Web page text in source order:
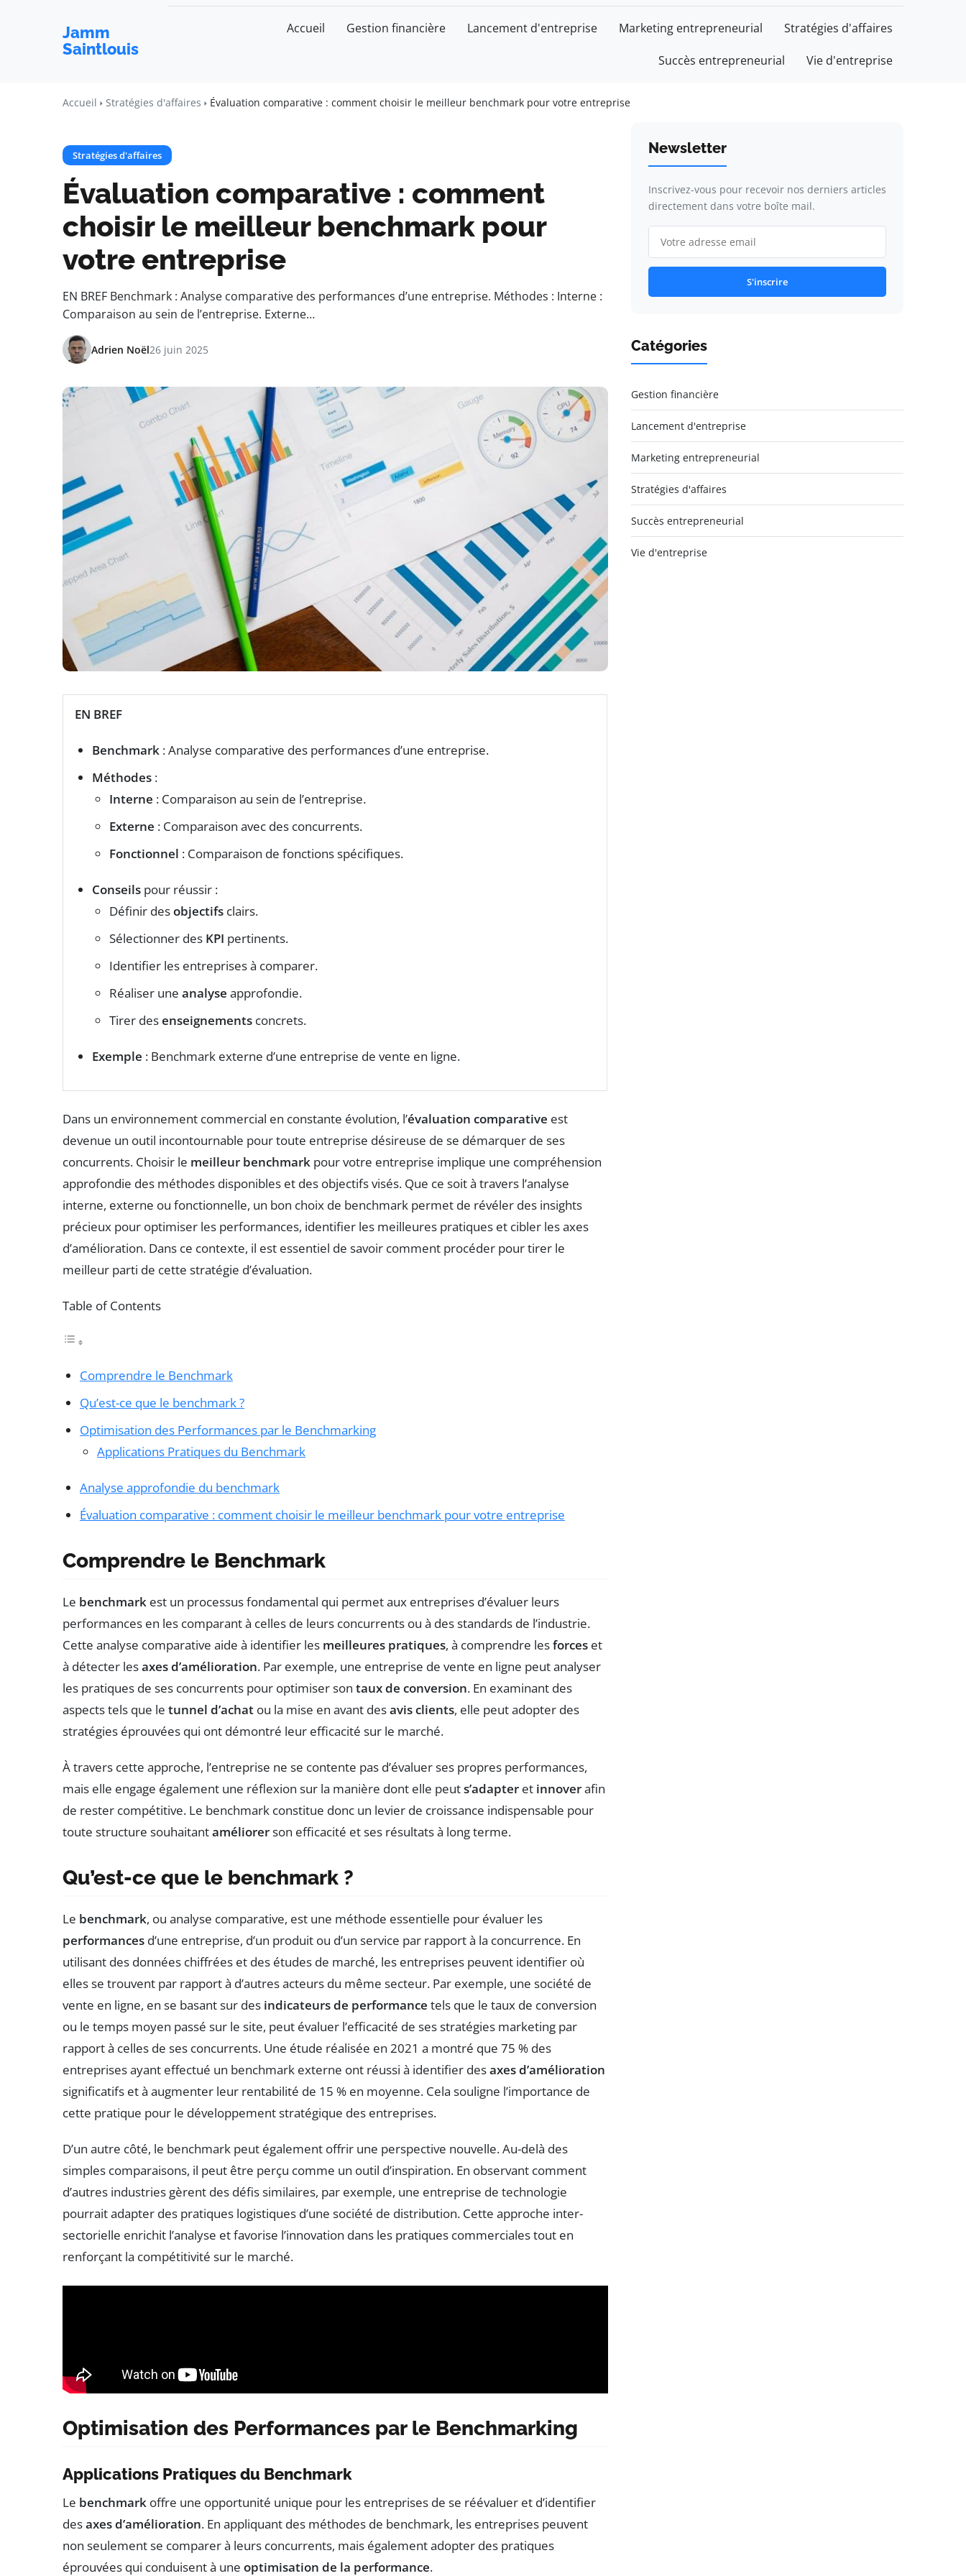
Jamm
Saintlouis
Accueil Gestion financière Lancement d'entreprise Marketing entrepreneurial Stratégies d'affaires
Succès entrepreneurial Vie d'entreprise
Accueil Stratégies d'affaires Évaluation comparative : comment choisir le meilleur benchmark pour votre entreprise
Stratégies d'affaires
Évaluation comparative : comment
choisir le meilleur benchmark pour
votre entreprise
EN BREF Benchmark : Analyse comparative des performances d’une entreprise. Méthodes : Interne :
Comparaison au sein de l’entreprise. Externe…
Adrien Noël26 juin 2025
EN BREF
Benchmark : Analyse comparative des performances d’une entreprise.
Méthodes :
Interne : Comparaison au sein de l’entreprise.
Externe : Comparaison avec des concurrents.
Fonctionnel : Comparaison de fonctions spécifiques.
Conseils pour réussir :
Définir desobjectifs clairs.
Sélectionner des KPI pertinents.
Identifier les entreprises à comparer.
Réaliser une analyse approfondie.
Tirer desenseignements concrets.
Exemple : Benchmark externe d’une entreprise de vente en ligne.
Dans un environnement commercial en constante évolution, l’évaluation comparative est
devenue un outil incontournable pour toute entreprise désireuse de se démarquer de ses
concurrents. Choisir le meilleur benchmark pour votre entreprise implique une compréhension
approfondie des méthodes disponibles et des objectifs visés. Que ce soit à travers l’analyse
interne, externe ou fonctionnelle, un bon choix de benchmark permet de révéler des insights
précieux pour optimiser les performances, identifier les meilleures pratiques et cibler les axes
d’amélioration. Dans ce contexte, il est essentiel de savoir comment procéder pour tirer le
meilleur parti de cette stratégie d’évaluation.
Table of Contents
Comprendre le Benchmark
Qu’est-ce que le benchmark ?
Optimisation des Performances par le Benchmarking
Applications Pratiques du Benchmark
Analyse approfondie du benchmark
Évaluation comparative : comment choisir le meilleur benchmark pour votre entreprise
Comprendre le Benchmark
Le benchmark est un processus fondamental qui permet aux entreprises d’évaluer leurs
performances en les comparant à celles de leurs concurrents ou à des standards de l’industrie.
Cette analyse comparative aide à identifier les meilleures pratiques, à comprendre lesforces et
à détecter lesaxes d’amélioration. Par exemple, une entreprise de vente en ligne peut analyser
les pratiques de ses concurrents pour optimiser son taux de conversion. En examinant des
aspects tels que le tunnel d’achat ou la mise en avant desavis clients, elle peut adopter des
stratégies éprouvées qui ont démontré leur efficacité sur le marché.
À travers cette approche, l’entreprise ne se contente pas d’évaluer ses propres performances,
mais elle engage également une réflexion sur la manière dont elle peuts’adapter et innoverafin
de rester compétitive. Le benchmark constitue donc un levier de croissance indispensable pour
toute structure souhaitantaméliorerson efficacité et ses résultats à long terme.
Qu’est-ce que le benchmark ?
Le benchmark, ou analyse comparative, est une méthode essentielle pour évaluer les
performances d’une entreprise, d’un produit ou d’un service par rapport à la concurrence. En
utilisant des données chiffrées et des études de marché, les entreprises peuvent identifier où
elles se trouvent par rapport à d’autres acteurs du même secteur. Par exemple, une société de
vente en ligne, en se basant sur des indicateurs de performance tels que le taux de conversion
ou le temps moyen passé sur le site, peut évaluer l’efficacité de ses stratégies marketing par
rapport à celles de ses concurrents. Une étude réalisée en 2021 a montré que 75 % des
entreprises ayant effectué un benchmark externe ont réussi à identifier desaxes d’amélioration
significatifs et à augmenter leur rentabilité de 15 % en moyenne. Cela souligne l’importance de
cette pratique pour le développement stratégique des entreprises.
D’un autre côté, le benchmark peut également offrir une perspective nouvelle. Au-delà des
simples comparaisons, il peut être perçu comme un outil d’inspiration. En observant comment
d’autres industries gèrent des défis similaires, par exemple, une entreprise de technologie
pourrait adapter des pratiques logistiques d’une société de distribution. Cette approche inter-
sectorielle enrichit l’analyse et favorise l’innovation dans les pratiques commerciales tout en
renforçant la compétitivité sur le marché.
Optimisation des Performances par le Benchmarking
Applications Pratiques du Benchmark
Le benchmark offre une opportunité unique pour les entreprises de se réévaluer et d’identifier
desaxes d’amélioration. En appliquant des méthodes de benchmark, les entreprises peuvent
non seulement se comparer à leurs concurrents, mais également adopter des pratiques
éprouvées qui conduisent à une optimisation de la performance.
Newsletter
Inscrivez-vous pour recevoir nos derniers articles
directement dans votre boîte mail.
S'inscrire
Catégories
Gestion financière
Lancement d'entreprise
Marketing entrepreneurial
Stratégies d'affaires
Succès entrepreneurial
Vie d'entreprise